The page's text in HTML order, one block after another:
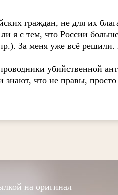
граждан, не для их
я с тем, что России
За меня уже всё
убийственной
что не правы, просто
на оригинал